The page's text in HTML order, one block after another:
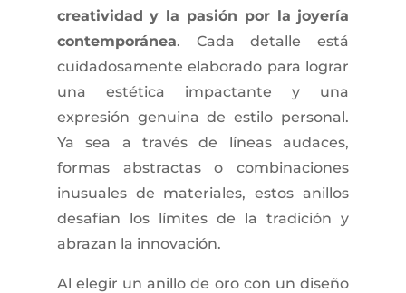
creatividad y la pasión por la joyería
contemporánea. Cada detalle está
cuidadosamente elaborado para lograr
una estética impactante y una
expresión genuina de estilo personal.
Ya sea a través de líneas audaces,
formas abstractas o combinaciones
inusuales de materiales, estos anillos
desafían los límites de la tradición y
abrazan la innovación.
Al elegir un anillo de oro con un diseño